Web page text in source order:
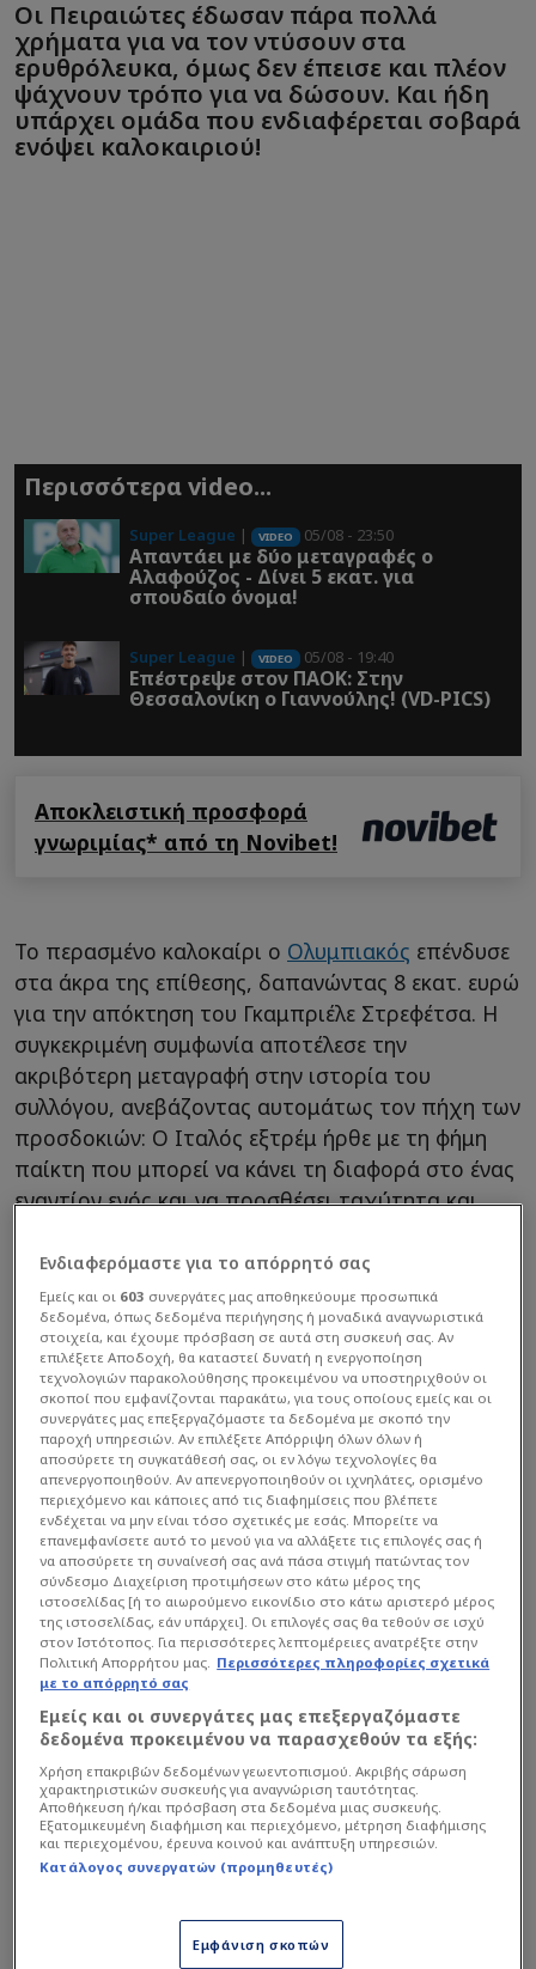
Οι Πειραιώτες έδωσαν πάρα πολλά
χρήματα για να τον ντύσουν στα
ερυθρόλευκα, όμως δεν έπεισε και πλέον
ψάχνουν τρόπο για να δώσουν. Και ήδη
υπάρχει ομάδα που ενδιαφέρεται σοβαρά
ενόψει καλοκαιριού!
Περισσότερα video...
Super League | VIDEO 05/08 - 23:50
Απαντάει με δύο μεταγραφές ο
Αλαφούζος - Δίνει 5 εκατ. για
σπουδαίο όνομα!
Super League | VIDEO 05/08 - 19:40
Επέστρεψε στον ΠΑOK: Στην
Θεσσαλονίκη ο Γιαννούλης! (VD-PICS)
Αποκλειστική προσφορά
γνωριμίας* από τη Novibet!
Το περασμένο καλοκαίρι ο Ολυμπιακός επένδυσε
στα άκρα της επίθεσης, δαπανώντας 8 εκατ. ευρώ
για την απόκτηση του Γκαμπριέλε Στρεφέτσα. Η
συγκεκριμένη συμφωνία αποτέλεσε την
ακριβότερη μεταγραφή στην ιστορία του
συλλόγου, ανεβάζοντας αυτομάτως τον πήχη των
προσδοκιών: Ο Ιταλός εξτρέμ ήρθε με τη φήμη
παίκτη που μπορεί να κάνει τη διαφορά στο ένας
εναντίον ενός και να προσθέσει ταχύτητα και
Ενδιαφερόμαστε για το απόρρητό σας
Εμείς και οι 603 συνεργάτες μας αποθηκεύουμε προσωπικά
δεδομένα, όπως δεδομένα περιήγησης ή μοναδικά αναγνωριστικά
στοιχεία, και έχουμε πρόσβαση σε αυτά στη συσκευή σας. Αν
επιλέξετε Αποδοχή, θα καταστεί δυνατή η ενεργοποίηση
τεχνολογιών παρακολούθησης προκειμένου να υποστηριχθούν οι
σκοποί που εμφανίζονται παρακάτω, για τους οποίους εμείς και οι
συνεργάτες μας επεξεργαζόμαστε τα δεδομένα με σκοπό την
παροχή υπηρεσιών. Αν επιλέξετε Απόρριψη όλων όλων ή
αποσύρετε τη συγκατάθεσή σας, οι εν λόγω τεχνολογίες θα
απενεργοποιηθούν. Αν απενεργοποιηθούν οι ιχνηλάτες, ορισμένο
περιεχόμενο και κάποιες από τις διαφημίσεις που βλέπετε
ενδέχεται να μην είναι τόσο σχετικές με εσάς. Μπορείτε να
επανεμφανίσετε αυτό το μενού για να αλλάξετε τις επιλογές σας ή
να αποσύρετε τη συναίνεσή σας ανά πάσα στιγμή πατώντας τον
σύνδεσμο Διαχείριση προτιμήσεων στο κάτω μέρος της
ιστοσελίδας [ή το αιωρούμενο εικονίδιο στο κάτω αριστερό μέρος
της ιστοσελίδας, εάν υπάρχει]. Οι επιλογές σας θα τεθούν σε ισχύ
στον Ιστότοπος. Για περισσότερες λεπτομέρειες ανατρέξτε στην
Πολιτική Απορρήτου μας. Περισσότερες πληροφορίες σχετικά
με το απόρρητό σας
Εμείς και οι συνεργάτες μας επεξεργαζόμαστε
δεδομένα προκειμένου να παρασχεθούν τα εξής:
Χρήση επακριβών δεδομένων γεωεντοπισμού. Ακριβής σάρωση
χαρακτηριστικών συσκευής για αναγνώριση ταυτότητας.
Αποθήκευση ή/και πρόσβαση στα δεδομένα μιας συσκευής.
Εξατομικευμένη διαφήμιση και περιεχόμενο, μέτρηση διαφήμισης
και περιεχομένου, έρευνα κοινού και ανάπτυξη υπηρεσιών.
Κατάλογος συνεργατών (προμηθευτές)
Εμφάνιση σκοπών